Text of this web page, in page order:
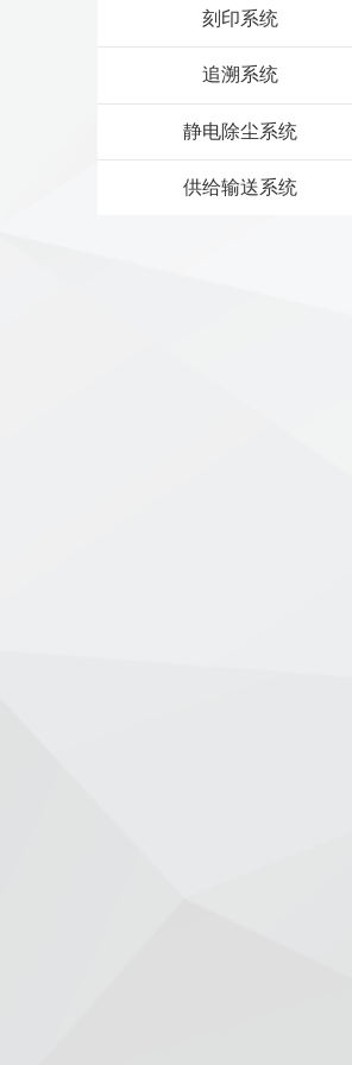
刻印系统
追溯系统
静电除尘系统
供给输送系统